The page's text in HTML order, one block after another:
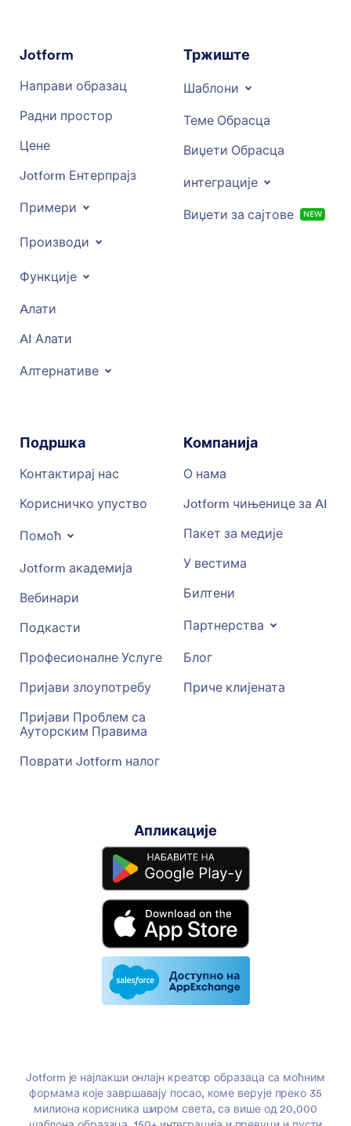
Jotform
Направи образац
Радни простор
Цене
Jotform Ентерпрајз
Примери
Производи
Функције
Aлати
AI Алати
Алтернативе
Тржиште
Шаблони
Теме Обрасца
Виџети Обрасца
интеграције
Виџети за сајтове NEW
Подршка
Контактирај нас
Корисничко упуство
Помоћ
Jotform академија
Вебинари
Подкасти
Професионалне Услуге
Пријави злоупотребу
Пријави Проблем са
Ауторским Правима
Поврати Jotform налог
Компанија
О нама
Jotform чињенице за AI
Пакет за медије
У вестима
Билтени
Партнерства
Блог
Приче клијената
Апликације
Jotform је најлакши онлајн креатор образаца са моћним
формама које завршавају посао, коме верује преко 35
милиона корисника широм света, са више од 20,000